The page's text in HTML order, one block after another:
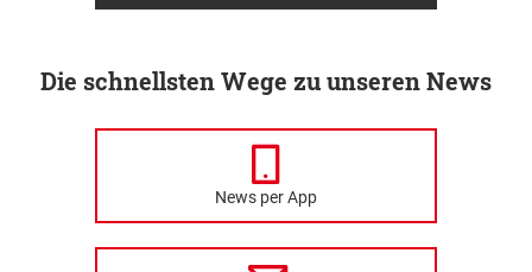
Die schnellsten Wege zu unseren News
News per App